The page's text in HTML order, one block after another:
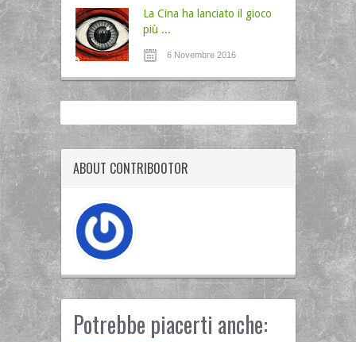
La Cina ha lanciato il gioco
più ...
6 Novembre 2016
ABOUT CONTRIB00TOR
Potrebbe piacerti anche: